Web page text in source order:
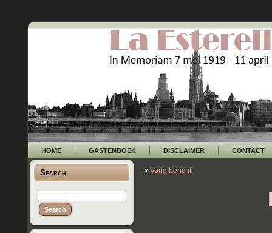
HOME GASTENBOEK DISCLAIMER CONTACT
Search « Vorig bericht